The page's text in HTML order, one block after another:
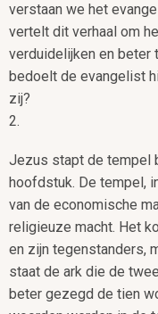
verstaan we het
vertelt dit verhaal om
verduidelijken en beter
bedoelt de evangelist
zij?
2.
Jezus stapt de tempel
hoofdstuk. De tempel,
van de economische
religieuze macht. Het
en zijn tegenstanders,
staat de ark die de
beter gezegd de tien